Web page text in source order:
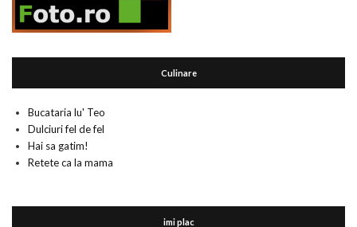
Culinare
Bucataria lu' Teo
Dulciuri fel de fel
Hai sa gatim!
Retete ca la mama
imi plac